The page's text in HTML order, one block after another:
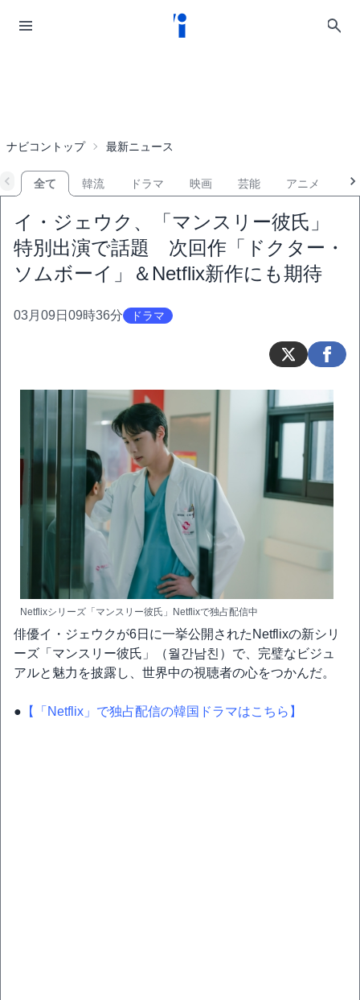
ナビコントップ 最新ニュース
全て 韓流 ドラマ 映画 芸能 アニメ
イ・ジェウク、「マンスリー彼氏」
特別出演で話題 次回作「ドクター・
ソムボーイ」＆Netflix新作にも期待
03月09日09時36分 ドラマ
Netflixシリーズ「マンスリー彼氏」Netflixで独占配信中
俳優イ・ジェウクが6日に一挙公開されたNetflixの新シリ
ーズ「マンスリー彼氏」（월간남친）で、完璧なビジュ
アルと魅力を披露し、世界中の視聴者の心をつかんだ。
● 【「Netflix」で独占配信の韓国ドラマはこちら】